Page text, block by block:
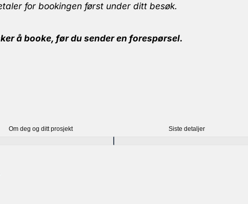
for bookingen først under ditt besøk.
å booke, før du sender en forespørsel.
Om deg og ditt prosjekt Siste detaljer